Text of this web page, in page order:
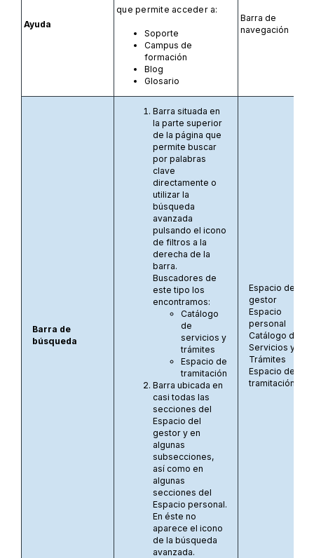
Ayuda
que permite acceder a:
Soporte
Campus de
formación
Blog
Glosario
Barra de
navegación
Barra de
búsqueda
Barra situada en
la parte superior
de la página que
permite buscar
por palabras
clave
directamente o
utilizar la
búsqueda
avanzada
pulsando el icono
de filtros a la
derecha de la
barra.
Buscadores de
este tipo los
encontramos:
Catálogo
de
servicios y
trámites
Espacio de
tramitación
Barra ubicada en
casi todas las
secciones del
Espacio del
gestor y en
algunas
subsecciones,
así como en
algunas
secciones del
Espacio personal.
En éste no
aparece el icono
de la búsqueda
avanzada.
Espacio del
gestor
Espacio
personal
Catálogo de
Servicios y
Trámites
Espacio de
tramitación